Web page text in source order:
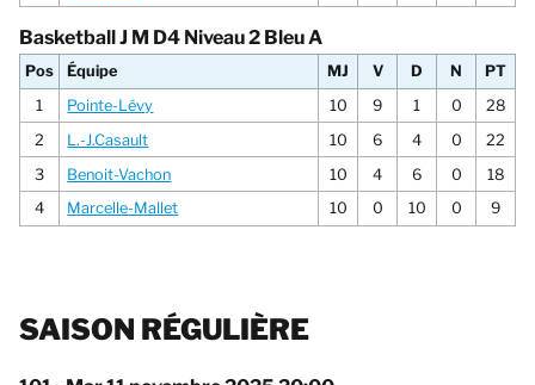
Basketball J M D4 Niveau 2 Bleu A
Pos Équipe MJ V D N
PT
1
Pointe-Lévy 10 9 1 0
28
2
L.-J.Casault 10 6 4 0
22
3
Benoit-Vachon 10 4 6 0
18
4
Marcelle-Mallet 10 0 10 0 9
SAISON RÉGULIÈRE